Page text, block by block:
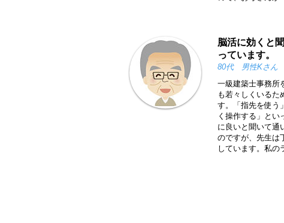
脳活に効くと
っています。
80代 男性Kさん
一級建築士事務所
も若々しくいるた
す。「指先を使う
く操作する」とい
に良いと聞いて通
のですが、先生は
しています。私の